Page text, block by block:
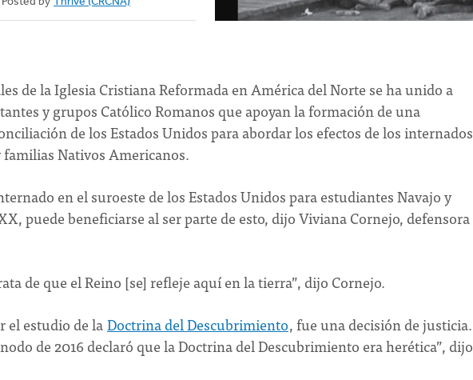
de la Iglesia Cristiana Reformada en América del Norte se ha unido a
y grupos Católico Romanos que apoyan la formación de una
de los Estados Unidos para abordar los efectos de los internados
Nativos Americanos.
en el suroeste de los Estados Unidos para estudiantes Navajo y
puede beneficiarse al ser parte de esto, dijo Viviana Cornejo, defensora
de que el Reino [se] refleje aquí en la tierra”, dijo Cornejo.
el estudio de laDoctrina del Descubrimiento, fue una decisión de justicia.
de 2016 declaró que la Doctrina del Descubrimiento era herética”, dijo